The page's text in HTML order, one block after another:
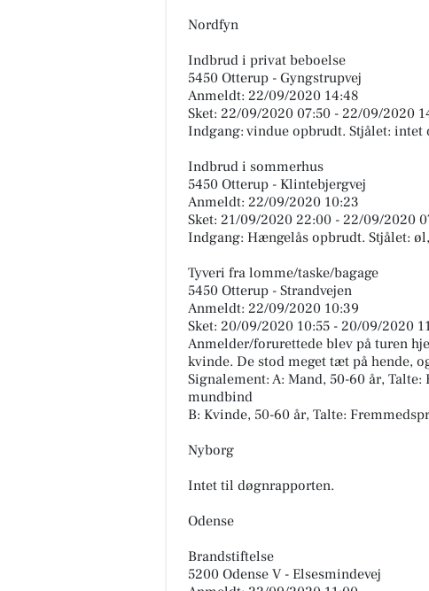
Nordfyn
Indbrud i privat beboelse
5450 Otterup - Gyngstrupvej
Anmeldt: 22/09/2020 14:48
Sket: 22/09/2020 07:50 - 22/09/2020
Indgang: vindue opbrudt. Stjålet: intet
Indbrud i sommerhus
5450 Otterup - Klintebjergvej
Anmeldt: 22/09/2020 10:23
Sket: 21/09/2020 22:00 - 22/09/2020
Indgang: Hængelås opbrudt. Stjålet:
Tyveri fra lomme/taske/bagage
5450 Otterup - Strandvejen
Anmeldt: 22/09/2020 10:39
Sket: 20/09/2020 10:55 - 20/09/2020
Anmelder/forurettede blev på turen
kvinde. De stod meget tæt på hende,
Signalement: A: Mand, 50-60 år,
mundbind
B: Kvinde, 50-60 år, Talte:
Nyborg
Intet til døgnrapporten.
Odense
Brandstiftelse
5200 Odense V - Elsesmindevej